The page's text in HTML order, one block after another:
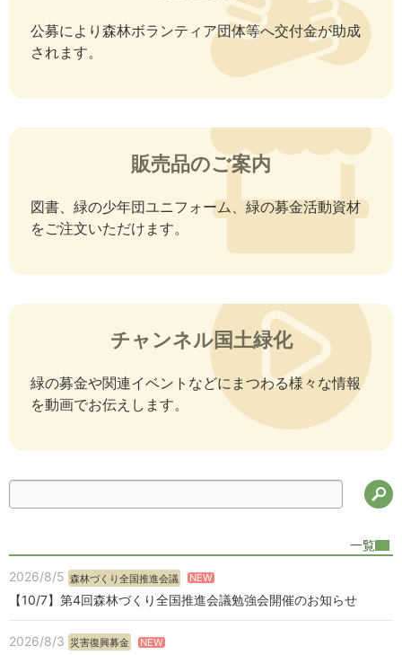
公募により森林ボランティア団体等へ交付金が助成
されます。
販売品のご案内
図書、緑の少年団ユニフォーム、緑の募金活動資材
をご注文いただけます。
チャンネル国土緑化
緑の募金や関連イベントなどにまつわる様々な情報
を動画でお伝えします。
検
一覧
2026/8/5 森林づくり全国推進会議 NEW
【10/7】第4回森林づくり全国推進会議勉強会開催のお知らせ
2026/8/3 災害復興募金 NEW